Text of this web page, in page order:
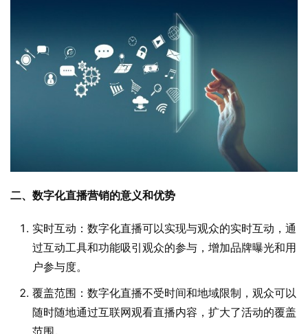
二、数字化直播营销的意义和优势
实时互动：数字化直播可以实现与观众的实时互动，通
过互动工具和功能吸引观众的参与，增加品牌曝光和用
户参与度。
覆盖范围：数字化直播不受时间和地域限制，观众可以
随时随地通过互联网观看直播内容，扩大了活动的覆盖